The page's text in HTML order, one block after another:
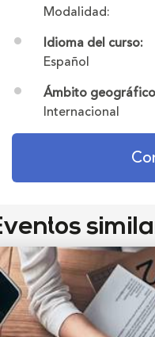
Modalidad:
Idioma del curso:
Español
Ámbito
Internacional